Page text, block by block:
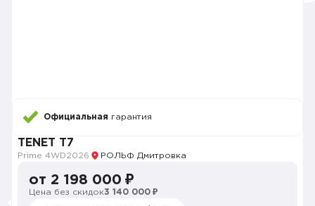
Официальная гарантия
TENET T7
Prime 4WD2026 РОЛЬФ Дмитровка
от 2 198 000 ₽
Цена без скидок3 140 000 ₽